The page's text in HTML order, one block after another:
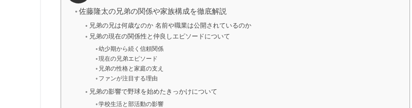
佐藤隆太の兄弟の関係や家族構成を徹底解説
兄弟の兄は何歳なのか 名前や職業は公開されているのか
兄弟の現在の関係性と仲良しエピソードについて
幼少期から続く信頼関係
現在の兄弟エピソード
兄弟の性格と家庭の支え
ファンが注目する理由
兄弟の影響で野球を始めたきっかけについて
学校生活と部活動の影響